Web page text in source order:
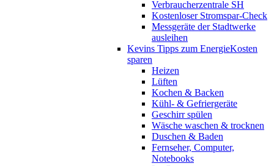
Verbraucherzentrale SH
Kostenloser Stromspar-Check
Messgeräte der Stadtwerke
ausleihen
Kevins Tipps zum EnergieKosten
sparen
Heizen
Lüften
Kochen & Backen
Kühl- & Gefriergeräte
Geschirr spülen
Wäsche waschen & trocknen
Duschen & Baden
Fernseher, Computer,
Notebooks